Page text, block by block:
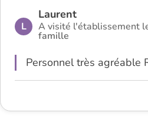
L
Laurent
A visité l'établissement
famille
Personnel très agréable